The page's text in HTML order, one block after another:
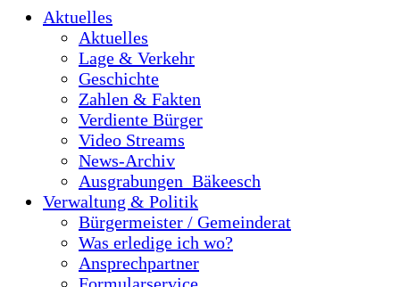
Aktuelles
Aktuelles
Lage & Verkehr
Geschichte
Zahlen & Fakten
Verdiente Bürger
Video Streams
News-Archiv
Ausgrabungen_Bäkeesch
Verwaltung & Politik
Bürgermeister / Gemeinderat
Was erledige ich wo?
Ansprechpartner